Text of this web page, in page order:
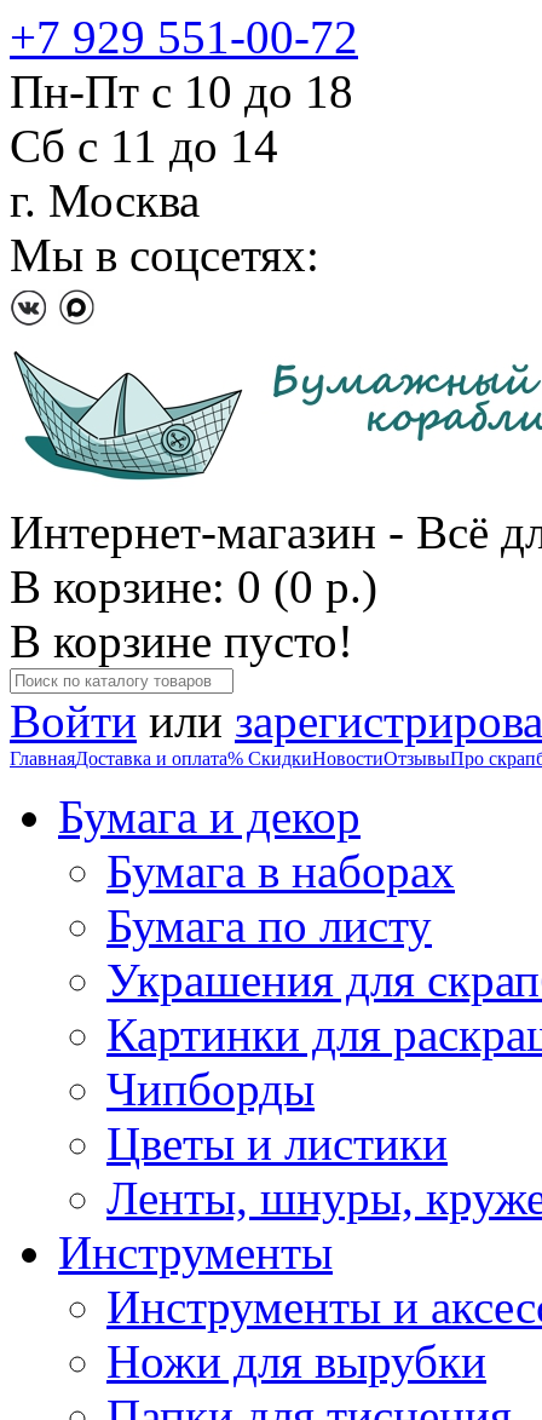
+7 929 551-00-72
Пн-Пт с 10 до 18
Сб с 11 до 14
г. Москва
Мы в соцсетях:
Интернет-магазин - Всё
В корзине: 0 (0 р.)
В корзине пусто!
Войти или
ГлавнаяДоставка и оплата% СкидкиНовостиОтзывыПро
Бумага и декор
Бумага в наборах
Бумага по листу
Украшения для
Картинки для
Чипборды
Цветы и листики
Ленты, шнуры,
Инструменты
Инструменты и
Ножи для вырубки